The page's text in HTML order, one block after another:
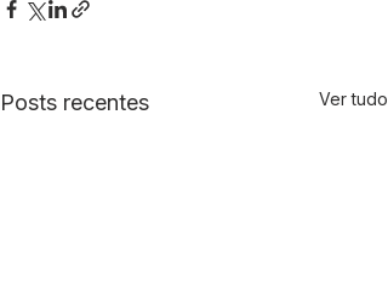
Posts recentes Ver tudo